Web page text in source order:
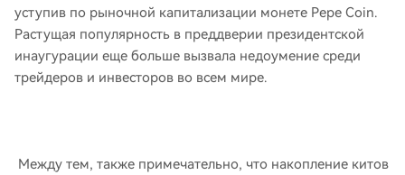
уступив по рыночной капитализации монете Pepe Coin.
Растущая популярность в преддверии президентской
инаугурации еще больше вызвала недоумение среди
трейдеров и инвесторов во всем мире.
Между тем, также примечательно, что накопление китов